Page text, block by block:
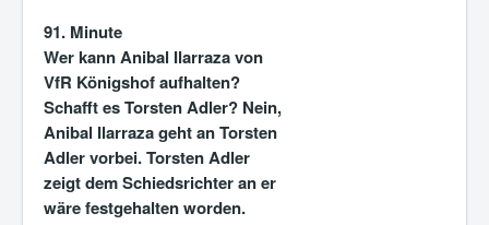
91. Minute
Wer kann Anibal Ilarraza von
VfR Königshof aufhalten?
Schafft es Torsten Adler? Nein,
Anibal Ilarraza geht an Torsten
Adler vorbei. Torsten Adler
zeigt dem Schiedsrichter an er
wäre festgehalten worden.